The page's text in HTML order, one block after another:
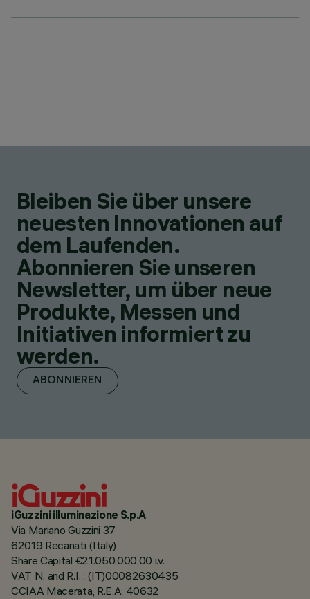
Bleiben Sie über unsere
neuesten Innovationen auf
dem Laufenden.
Abonnieren Sie unseren
Newsletter, um über neue
Produkte, Messen und
Initiativen informiert zu
werden.
ABONNIEREN
iGuzzini illuminazione S.p.A
Via Mariano Guzzini 37
62019 Recanati (Italy)
Share Capital €21.050.000,00 i.v.
VAT N. and R.I. : (IT)00082630435
CCIAA Macerata, R.E.A. 40632